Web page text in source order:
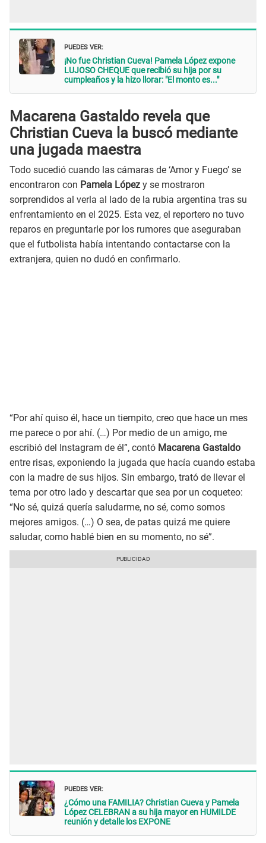
PUEDES VER:
¡No fue Christian Cueva! Pamela López expone
LUJOSO CHEQUE que recibió su hija por su
cumpleaños y la hizo llorar: "El monto es..."
Macarena Gastaldo revela que
Christian Cueva la buscó mediante
una jugada maestra
Todo sucedió cuando las cámaras de ‘Amor y Fuego’ se
encontraron con Pamela López y se mostraron
sorprendidos al verla al lado de la rubia argentina tras su
enfrentamiento en el 2025. Esta vez, el reportero no tuvo
reparos en preguntarle por los rumores que aseguraban
que el futbolista había intentando contactarse con la
extranjera, quien no dudó en confirmarlo.
“Por ahí quiso él, hace un tiempito, creo que hace un mes
me parece o por ahí. (…) Por medio de un amigo, me
escribió del Instagram de él”, contó Macarena Gastaldo
entre risas, exponiendo la jugada que hacía cuando estaba
con la madre de sus hijos. Sin embargo, trató de llevar el
tema por otro lado y descartar que sea por un coqueteo:
“No sé, quizá quería saludarme, no sé, como somos
mejores amigos. (…) O sea, de patas quizá me quiere
saludar, como hablé bien en su momento, no sé”.
PUEDES VER:
¿Cómo una FAMILIA? Christian Cueva y Pamela
López CELEBRAN a su hija mayor en HUMILDE
reunión y detalle los EXPONE